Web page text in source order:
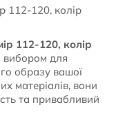
112-120, колір
112-120, колір
вибором для
образу вашої
матеріалів, вони
та привабливий